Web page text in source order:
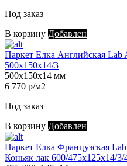
Под заказ
В корзину Добавлен
Паркет Елка Английская
500х150х14/3
500х150х14 мм
6 770 р/м2
Под заказ
В корзину Добавлен
Паркет Елка Французская
Коньяк лак 600/475х125х14/3/